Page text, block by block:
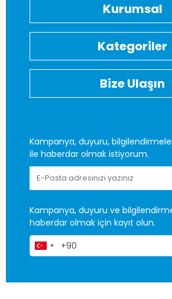
Kurumsal
Kategoriler
Bize Ulaşın
Kampanya, duyuru,
ile haberdar olmak istiyorum.
Kampanya, duyuru ve
haberdar olmak için kayıt olun.